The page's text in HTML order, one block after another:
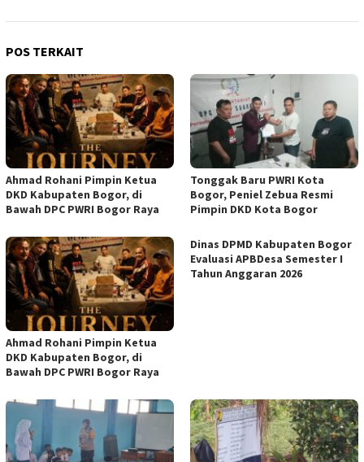
POS TERKAIT
Ahmad Rohani Pimpin Ketua
DKD Kabupaten Bogor, di
Bawah DPC PWRI Bogor Raya
Tonggak Baru PWRI Kota
Bogor, Peniel Zebua Resmi
Pimpin DKD Kota Bogor
Ahmad Rohani Pimpin Ketua
DKD Kabupaten Bogor, di
Bawah DPC PWRI Bogor Raya
Dinas DPMD Kabupaten Bogor
Evaluasi APBDesa Semester I
Tahun Anggaran 2026